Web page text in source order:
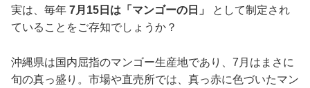
実は、毎年 7月15日は「マンゴーの日」
として制定され
ていることをご存知でしょうか？
沖縄県は国内屈指のマンゴー生産地であり、7月はまさに
旬の真っ盛り。市場や直売所では、真っ赤に色づいたマン